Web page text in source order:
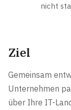
nicht
Ziel
Gemeinsam
Unternehmen
über Ihre IT-